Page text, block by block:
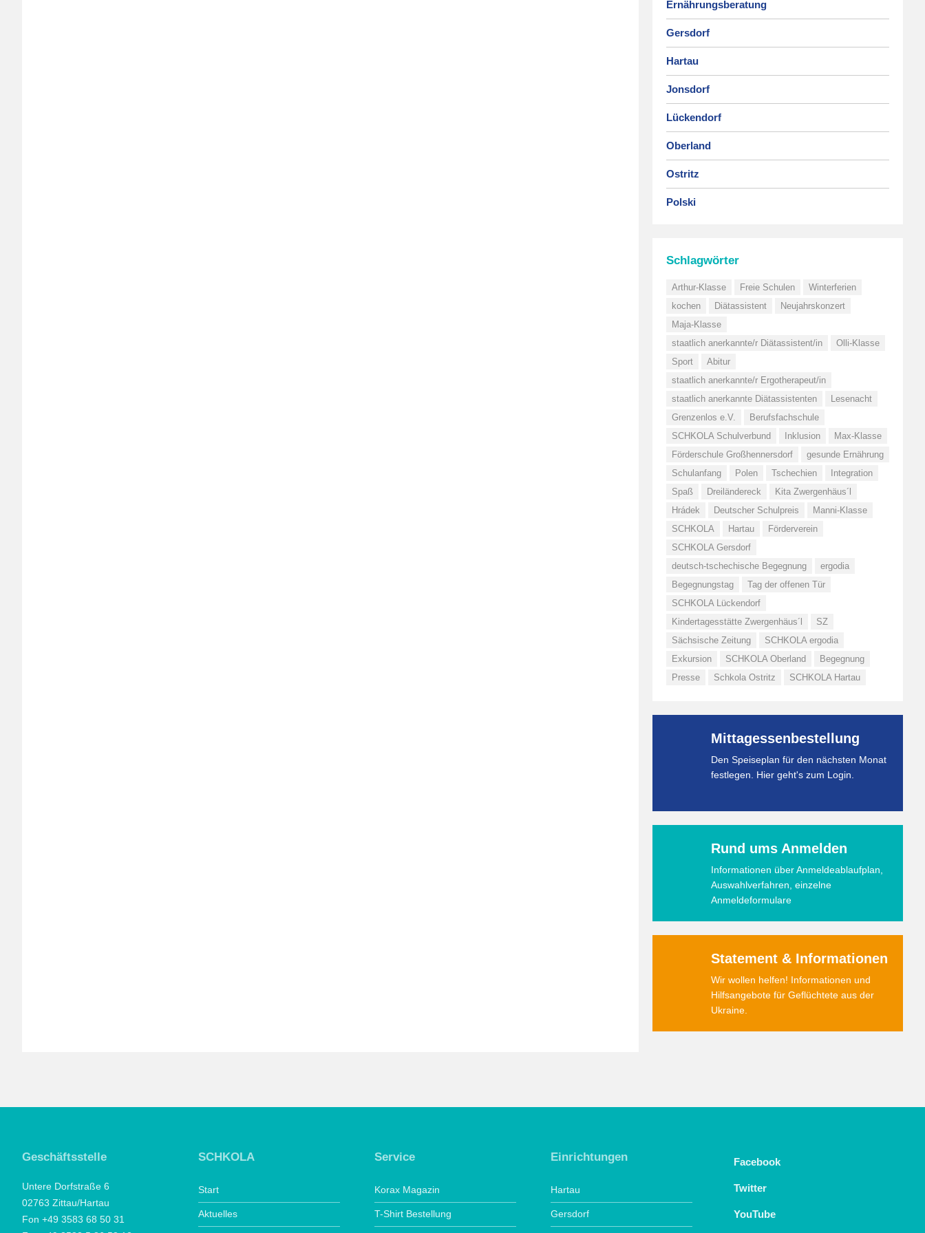
Ernährungsberatung
Gersdorf
Hartau
Jonsdorf
Lückendorf
Oberland
Ostritz
Polski
Schlagwörter
Arthur-Klasse Freie Schulen
Winterferien
kochen
Diätassistent
Neujahrskonzert
Maja-Klasse
staatlich anerkannte/r Diätassistent/in
Olli-Klasse
Sport
Abitur
staatlich anerkannte/r Ergotherapeut/in
staatlich anerkannte Diätassistenten
Lesenacht
Grenzenlos e.V.
Berufsfachschule
SCHKOLA Schulverbund
Inklusion
Max-Klasse
Förderschule Großhennersdorf
gesunde Ernährung
Schulanfang
Polen Tschechien
Integration
Spaß
Dreiländereck
Kita Zwergenhäus´l
Hrádek
Deutscher Schulpreis
Manni-Klasse
SCHKOLA
Hartau
Förderverein
SCHKOLA Gersdorf
deutsch-tschechische Begegnung
ergodia
Begegnungstag
Tag der offenen Tür
SCHKOLA Lückendorf
Kindertagesstätte Zwergenhäus´l
SZ
Sächsische Zeitung
SCHKOLA ergodia
Exkursion
SCHKOLA Oberland
Begegnung
Presse
Schkola Ostritz SCHKOLA Hartau
Mittagessenbestellung
Den Speiseplan für den nächsten Monat
festlegen. Hier geht's zum Login.
Rund ums Anmelden
Informationen über Anmeldeablaufplan,
Auswahlverfahren, einzelne
Anmeldeformulare
Statement & Informationen
Wir wollen helfen! Informationen und
Hilfsangebote für Geflüchtete aus der
Ukraine.
Geschäftsstelle
Untere Dorfstraße 6
02763 Zittau/Hartau
Fon +49 3583 68 50 31
SCHKOLA
Start
Aktuelles
Service
Korax Magazin
T-Shirt Bestellung
Einrichtungen
Hartau
Gersdorf
Facebook
Twitter
YouTube